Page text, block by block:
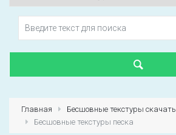
Первый раз?
Главная
Бесшовные текстуры скачать
Бесшовные текстуры песка